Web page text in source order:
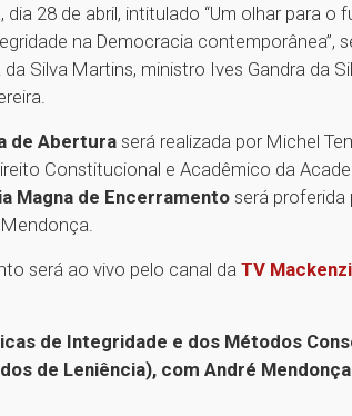
dia 28 de abril, intitulado “Um olhar para
na Democracia contemporânea”,
Silva Martins, ministro Ives Gandra da
de Aberturaserá realizada por Michel
Constitucional e Acadêmico da
Magna de Encerramento será proferida
será ao vivo pelo canal da TV
de Integridade e dos Métodos
de Leniência), com André